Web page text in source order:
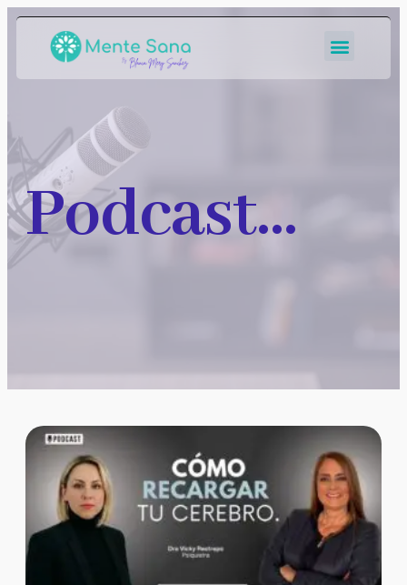
Podcast...